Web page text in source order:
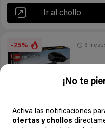
¡No te
Activa las notificaciones
ofertas y chollos
Ir al chollo
-25% 6